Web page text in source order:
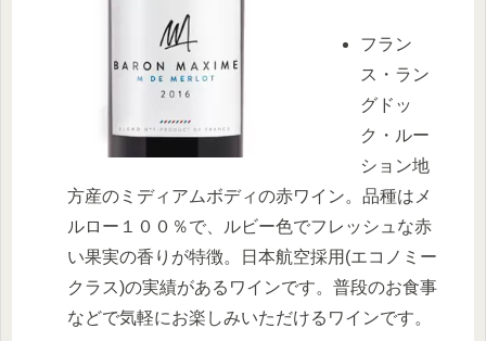
フラン
ス・ラン
グドッ
ク・ルー
ション地
方産のミディアムボディの赤ワイン。品種はメ
ルロー１００％で、ルビー色でフレッシュな赤
い果実の香りが特徴。日本航空採用(エコノミー
クラス)の実績があるワインです。普段のお食事
などで気軽にお楽しみいただけるワインです。